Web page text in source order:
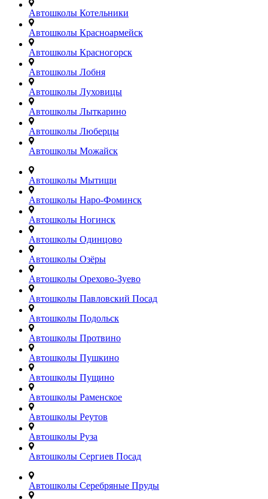
Автошколы Котельники
Автошколы Красноармейск
Автошколы Красногорск
Автошколы Лобня
Автошколы Луховицы
Автошколы Лыткарино
Автошколы Люберцы
Автошколы Можайск
Автошколы Мытищи
Автошколы Наро-Фоминск
Автошколы Ногинск
Автошколы Одинцово
Автошколы Озёры
Автошколы Орехово-Зуево
Автошколы Павловский Посад
Автошколы Подольск
Автошколы Протвино
Автошколы Пушкино
Автошколы Пущино
Автошколы Раменское
Автошколы Реутов
Автошколы Руза
Автошколы Сергиев Посад
Автошколы Серебряные Пруды